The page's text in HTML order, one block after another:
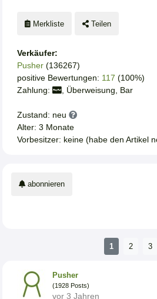
Merkliste Teilen
Verkäufer:
Pusher (136267)
positive Bewertungen: 117 (100%)
Zahlung:
, Überweisung, Bar
Zustand: neu
Alter: 3 Monate
Vorbesitzer: keine (habe den Artikel
abonnieren
1 2 3
Pusher
(1928 Posts)
vor 3 Jahren